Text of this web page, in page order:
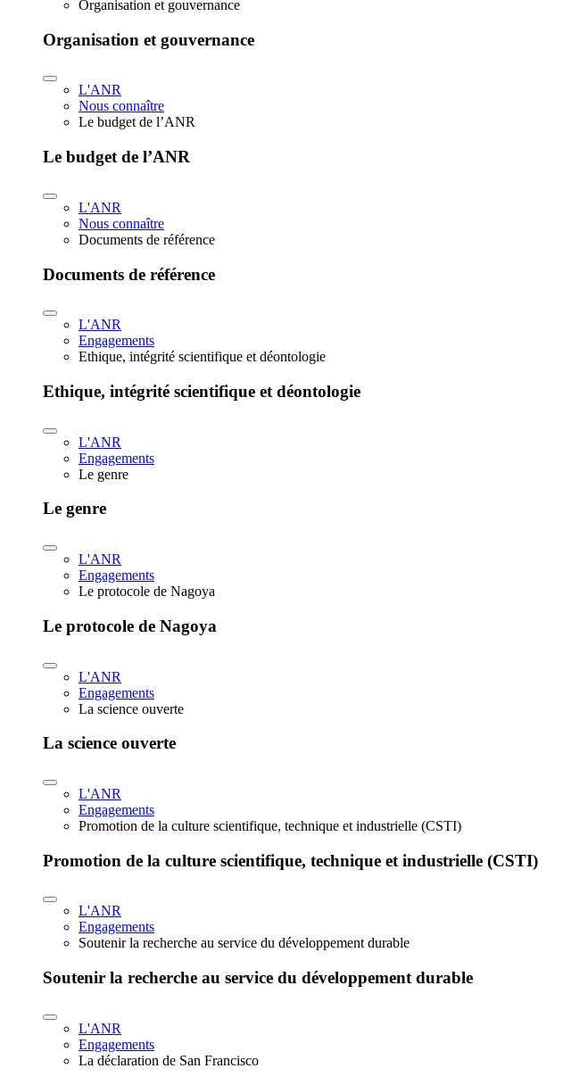
Organisation et gouvernance
Organisation et gouvernance
L'ANR
Nous connaître
Le budget de l’ANR
Le budget de l’ANR
L'ANR
Nous connaître
Documents de référence
Documents de référence
L'ANR
Engagements
Ethique, intégrité scientifique et déontologie
Ethique, intégrité scientifique et déontologie
L'ANR
Engagements
Le genre
Le genre
L'ANR
Engagements
Le protocole de Nagoya
Le protocole de Nagoya
L'ANR
Engagements
La science ouverte
La science ouverte
L'ANR
Engagements
Promotion de la culture scientifique, technique et industrielle (CSTI)
Promotion de la culture scientifique, technique et industrielle (CSTI)
L'ANR
Engagements
Soutenir la recherche au service du développement durable
Soutenir la recherche au service du développement durable
L'ANR
Engagements
La déclaration de San Francisco